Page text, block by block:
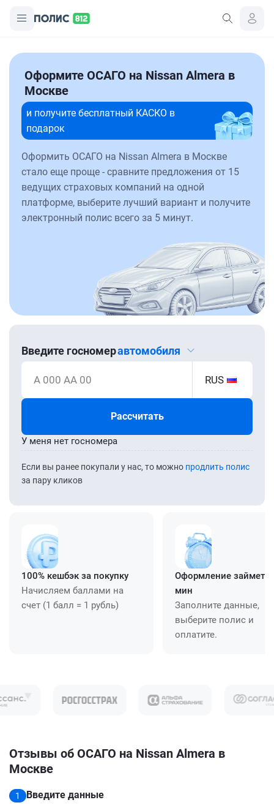
Оформите ОСАГО на Nissan Almera в
Москве
и получите бесплатный КАСКО в
подарок
Оформить ОСАГО на Nissan Almera в Москве
стало еще проще - сравните предложения от 15
ведущих страховых компаний на одной
платформе, выберите лучший вариант и получите
электронный полис всего за 5 минут.
Введите госномеравтомобиля
А 000 АА 00 RUS
Рассчитать
Если вы ранее покупали у нас, то можно продлить полис
за пару кликов
У меня нет госномера
100% кешбэк за покупку
Начисляем баллами на
счет (1 балл = 1 рубль)
Оформление займет
мин
Заполните данные,
выберите полис и
оплатите.
Отзывы об ОСАГО на Nissan Almera в
Москве
1
Введите данные